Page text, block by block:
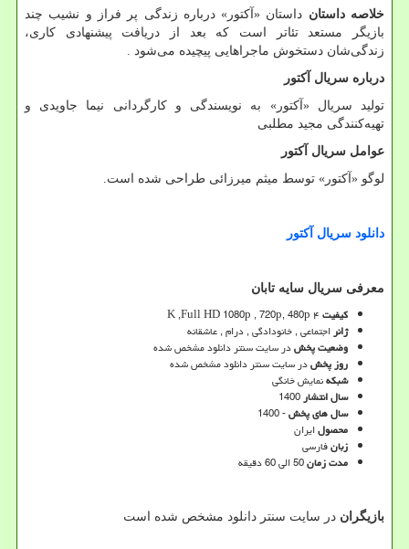
خلاصه داستان داستان «آکتور» درباره زندگی پر فراز و نشیب چند
بازیگر مستعد تئاتر است که بعد از دریافت پیشنهادی کاری،
زندگی‌شان دستخوش ماجراهایی پیچیده می‌شود
درباره سریال آکتور
تولید سریال «آکتور» به نویسندگی و کارگردانی نیما جاویدی و
تهیه‌کنندگی مجید مطلبی
عوامل سریال آکتور
لوگو «آکتور» توسط میثم میرزائی طراحی شده است.
دانلود سریال آکتور
معرفی سریال سایه تابان
کیفیت۴K ,Full HD 1080p , 720p, 480p
ژانراجتماعی , خانودادگی , درام , عاشقانه
وضعیت پخشدر سایت سنتر دانلود مشخص شده
روز پخشدر سایت سنتر دانلود مشخص شده
شبکهنمایش خانگی
سال انتشار1400
سال های پخش- 1400
محصولایران
زبانفارسی
مدت زمان50 الی 60 دقیقه
بازیگران در سایت سنتر دانلود مشخص شده است